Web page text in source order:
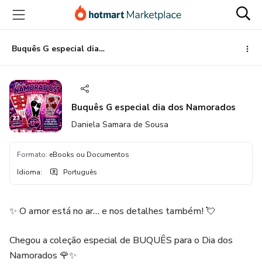
para
conteúdo
principal
para
pagamento
para
rodapé
Buquês G especial dia dos Namorados
Buquês G especial dia dos Namorados
Daniela Samara de Sousa
Formato: eBooks ou Documentos
Idioma: Português
✨ O amor está no ar… e nos detalhes também! 💘
Chegou a coleção especial de BUQUÊS para o Dia dos
Namorados 🌹✨